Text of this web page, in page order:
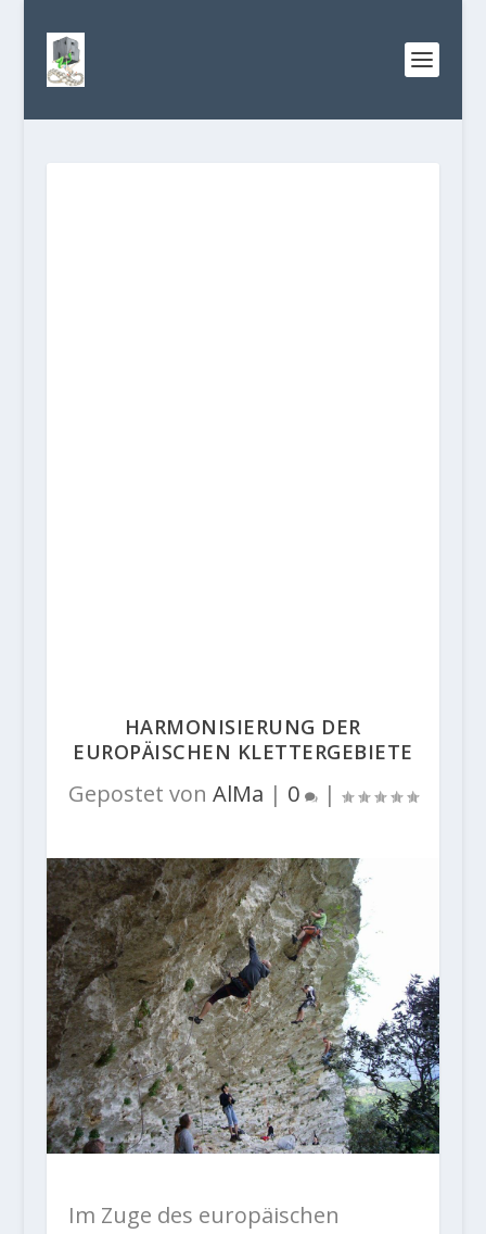
HARMONISIERUNG DER
EUROPÄISCHEN KLETTERGEBIETE
Gepostet von AlMa | 0 |
Im Zuge des europäischen